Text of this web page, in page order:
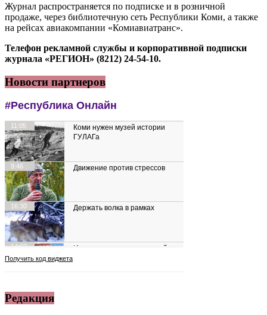
Журнал распространяется по подписке и в розничной
продаже, через библиотечную сеть Республики Коми, а также
на рейсах авиакомпании «Комиавиатранс».
Телефон рекламной службы и корпоративной подписки
журнала «РЕГИОН» (8212) 24-54-10.
Новости партнеров
Редакция